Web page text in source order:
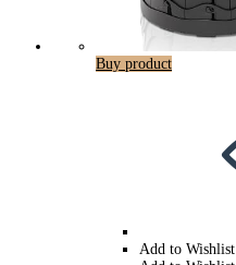
Buy product
Add to Wishlist